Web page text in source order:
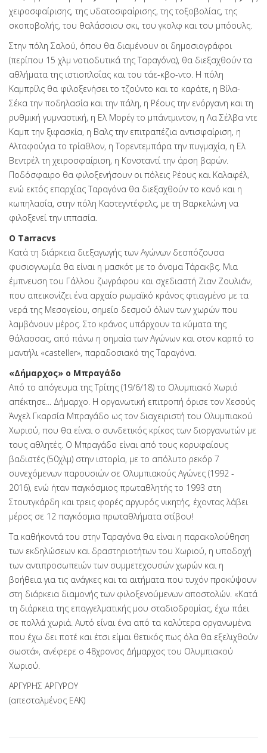
χειροσφαίρισης, της υδατοσφαίρισης, της τοξοβολίας, της
σκοποβολής, του θαλάσσιου σκι, του γκολφ και του μπόουλς.
Στην πόλη Σαλού, όπου θα διαμένουν οι δημοσιογράφοι
(περίπου 15 χλμ νοτιοδυτικά της Ταραγόνα), θα διεξαχθούν τα
αθλήματα της ιστιοπλοΐας και του τάε-κβο-ντο. Η πόλη
Καμπρίλς θα φιλοξενήσει το τζούντο και το καράτε, η Βίλα-
Σέκα την ποδηλασία και την πάλη, η Ρέους την ενόργανη και τη
ρυθμική γυμναστική, η Ελ Μορέγ το μπάντμιντον, η Λα Σέλβα ντε
Καμπ την ξιφασκία, η Βαλς την επιτραπέζια αντισφαίριση, η
Αλταφούγια το τρίαθλον, η Τορεντεμπάρα την πυγμαχία, η Ελ
Βεντρέλ τη χειροσφαίριση, η Κονσταντί την άρση βαρών.
Ποδόσφαιρο θα φιλοξενήσουν οι πόλεις Ρέους και Καλαφέλ,
ενώ εκτός επαρχίας Ταραγόνα θα διεξαχθούν το κανό και η
κωπηλασία, στην πόλη Καστεγντέφελς, με τη Βαρκελώνη να
φιλοξενεί την ιππασία.
Ο Tarracvs
Κατά τη διάρκεια διεξαγωγής των Αγώνων δεσπόζουσα
φυσιογνωμία θα είναι η μασκότ με το όνομα Τάρακβς. Μια
έμπνευση του Γάλλου ζωγράφου και σχεδιαστή Ζιαν Ζουλιάν,
που απεικονίζει ένα αρχαίο ρωμαϊκό κράνος φτιαγμένο με τα
νερά της Μεσογείου, σημείο δεσμού όλων των χωρών που
λαμβάνουν μέρος. Στο κράνος υπάρχουν τα κύματα της
θάλασσας, από πάνω η σημαία των Αγώνων και στον καρπό το
μαντήλι «casteller», παραδοσιακό της Ταραγόνα.
«Δήμαρχος» ο Μπραγάδο
Από το απόγευμα της Τρίτης (19/6/18) το Ολυμπιακό Χωριό
απέκτησε... Δήμαρχο. Η οργανωτική επιτροπή όρισε τον Χεσούς
Άνχελ Γκαρσία Μπραγάδο ως τον διαχειριστή του Ολυμπιακού
Χωριού, που θα είναι ο συνδετικός κρίκος των διοργανωτών με
τους αθλητές. Ο Μπραγάδο είναι από τους κορυφαίους
βαδιστές (50χλμ) στην ιστορία, με το απόλυτο ρεκόρ 7
συνεχόμενων παρουσιών σε Ολυμπιακούς Αγώνες (1992 -
2016), ενώ ήταν παγκόσμιος πρωταθλητής το 1993 στη
Στουτγκάρδη και τρεις φορές αργυρός νικητής, έχοντας λάβει
μέρος σε 12 παγκόσμια πρωταθλήματα στίβου!
Τα καθήκοντά του στην Ταραγόνα θα είναι η παρακολούθηση
των εκδηλώσεων και δραστηριοτήτων του Χωριού, η υποδοχή
των αντιπροσωπειών των συμμετεχουσών χωρών και η
βοήθεια για τις ανάγκες και τα αιτήματα που τυχόν προκύψουν
στη διάρκεια διαμονής των φιλοξενούμενων αποστολών. «Κατά
τη διάρκεια της επαγγελματικής μου σταδιοδρομίας, έχω πάει
σε πολλά χωριά. Αυτό είναι ένα από τα καλύτερα οργανωμένα
που έχω δει ποτέ και έτσι είμαι θετικός πως όλα θα εξελιχθούν
σωστά», ανέφερε ο 48χρονος Δήμαρχος του Ολυμπιακού
Χωριού.
ΑΡΓΥΡΗΣ ΑΡΓΥΡΟΥ
(απεσταλμένος ΕΑΚ)